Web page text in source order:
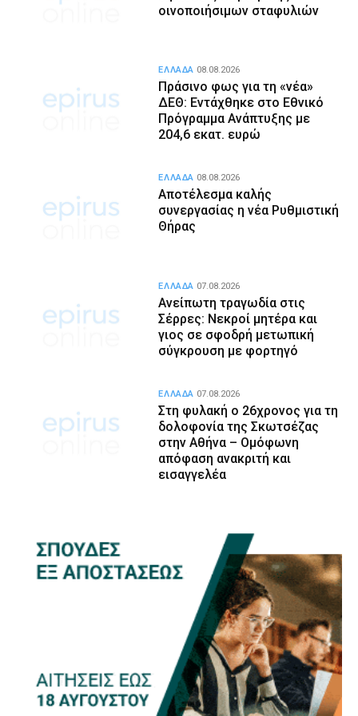
οινοποιήσιμων σταφυλιών
Πράσινο φως για τη «νέα»
ΔΕΘ: Εντάχθηκε στο Εθνικό
Πρόγραμμα Ανάπτυξης με
204,6 εκατ. ευρώ
ΕΛΛΑΔΑ 08.08.2026
Αποτέλεσμα καλής
συνεργασίας η νέα Ρυθμιστική
Θήρας
ΕΛΛΑΔΑ 08.08.2026
Ανείπωτη τραγωδία στις
Σέρρες: Νεκροί μητέρα και
γιος σε σφοδρή μετωπική
σύγκρουση με φορτηγό
ΕΛΛΑΔΑ 07.08.2026
Στη φυλακή ο 26χρονος για τη
δολοφονία της Σκωτσέζας
στην Αθήνα – Ομόφωνη
απόφαση ανακριτή και
εισαγγελέα
ΕΛΛΑΔΑ 07.08.2026